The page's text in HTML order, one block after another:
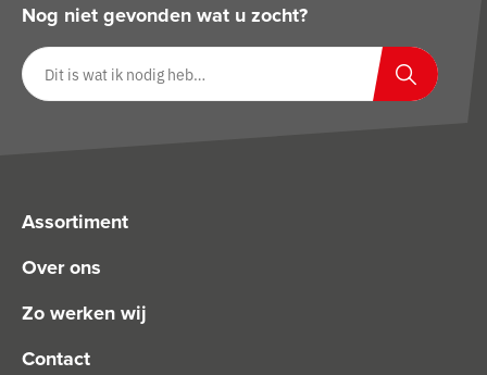
Nog niet gevonden wat u zocht?
Zoeken op website
Zoeken
Assortiment
Over ons
Zo werken wij
Contact